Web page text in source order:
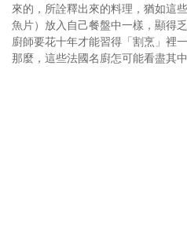
來的，所詮釋出來的料理，猶如這
魚片）放入自己餐盤中一樣，顯得
廚師要花十年才能習得「割烹」裡
那麼，這些法國名廚怎可能看盡其